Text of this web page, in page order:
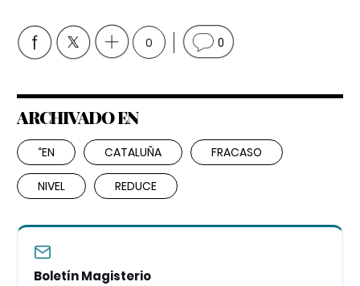
0 0
ARCHIVADO EN
“EN CATALUÑA FRACASO
NIVEL REDUCE
Boletín Magisterio